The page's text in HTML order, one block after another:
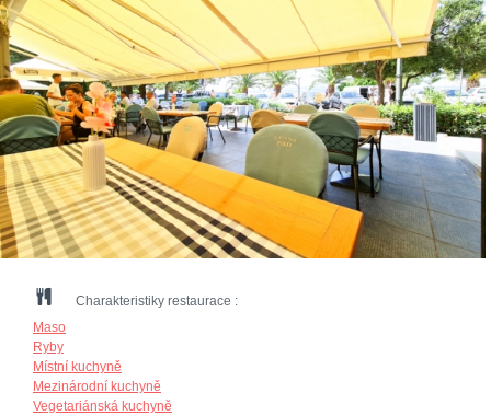
Charakteristiky restaurace :
Maso
Ryby
Místní kuchyně
Mezinárodní kuchyně
Vegetariánská kuchyně